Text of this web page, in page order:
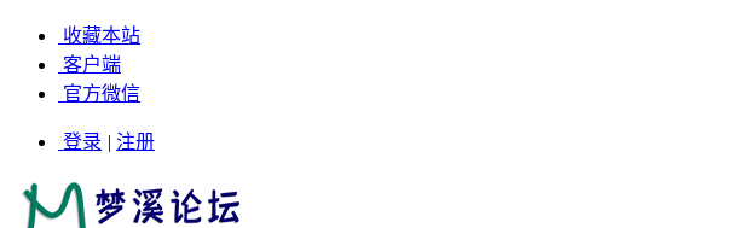
收藏本站
客户端
官方微信
登录 | 注册